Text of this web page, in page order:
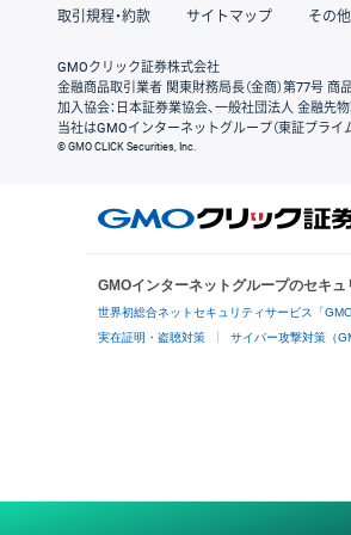
取引規程・約款 サイトマップ その
GMOクリック証券株式会社
金融商品取引業者 関東財務局長（金商）第77号
加入協会：日本証券業協会、一般社団法人 金融先
当社はGMOインターネットグループ（東証プライ
© GMO CLICK Securities, Inc.
GMOインターネットグループのセキ
世界初総合ネットセキュリティサービス「
実在証明・盗聴対策 サイバー攻撃対策（